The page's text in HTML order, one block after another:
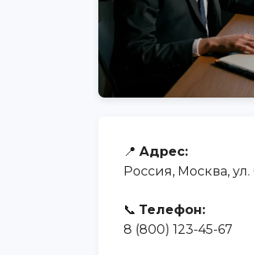
📍 Адрес:
Россия, Москва, ул.
📞 Телефон:
8 (800) 123-45-67